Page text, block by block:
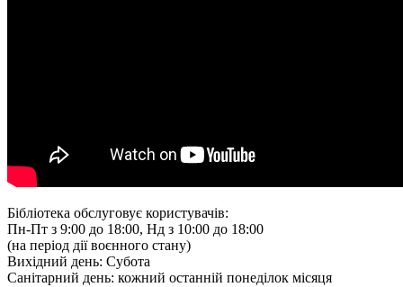
Бібліотека обслуговує користувачів:
Пн-Пт з 9:00 до 18:00, Нд з 10:00 до 18:00
(на період дії воєнного стану)
Вихідний день: Субота
Санітарний день: кожний останній понеділок місяця